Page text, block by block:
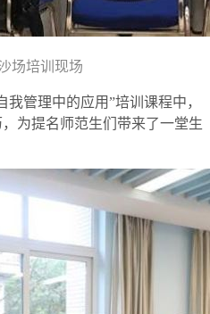
场培训现场
管理中的应用”培训课程中，
为提名师范生们带来了一堂生